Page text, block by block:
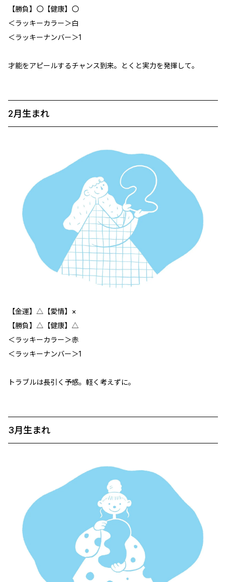
【勝負】〇【健康】〇
＜ラッキーカラー＞白
＜ラッキーナンバー＞1
才能をアピールするチャンス到来。とくと実力を発揮して。
2月生まれ
【金運】△【愛情】×
【勝負】△【健康】△
＜ラッキーカラー＞赤
＜ラッキーナンバー＞1
トラブルは長引く予感。軽く考えずに。
3月生まれ